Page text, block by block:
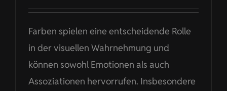
Farben spielen eine entscheidende Rolle
in der visuellen Wahrnehmung und
können sowohl Emotionen als auch
Assoziationen hervorrufen. Insbesondere